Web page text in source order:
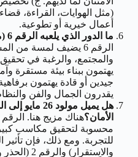
(مثل الهوايات، القراءة،
أعمال خيرية أو تطوعية.
ما الدور الذي يلعبه الرقم 6 (من يوم الميلاد 26) في شخصيتهم؟
الرقم 6 يضيف لمسة من
والمجتمع، والرغبة في
يهتمون ببناء بيئة مستقرة
جيدين أو قادة يهتمون
يقدرون الجمال والفن
هل يميل
الأمان؟
محسوبة لتحقيق مكاسب